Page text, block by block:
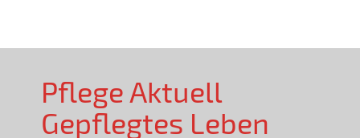
Pflege Aktuell
Gepflegtes Leben